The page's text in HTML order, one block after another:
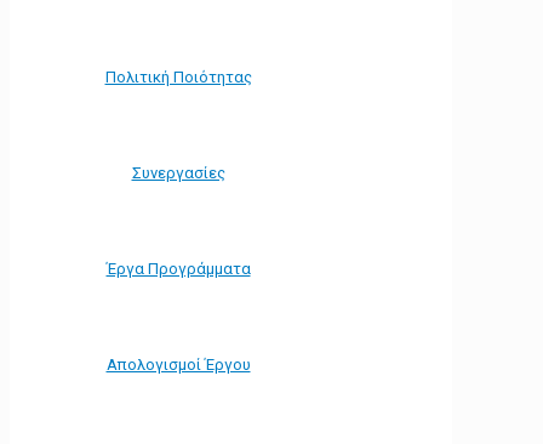
Πολιτική Ποιότητας
Συνεργασίες
Έργα Προγράμματα
Απολογισμοί Έργου